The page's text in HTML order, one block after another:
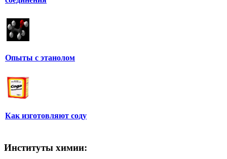
Опыты с этанолом
Как изготовляют соду
Институты химии: